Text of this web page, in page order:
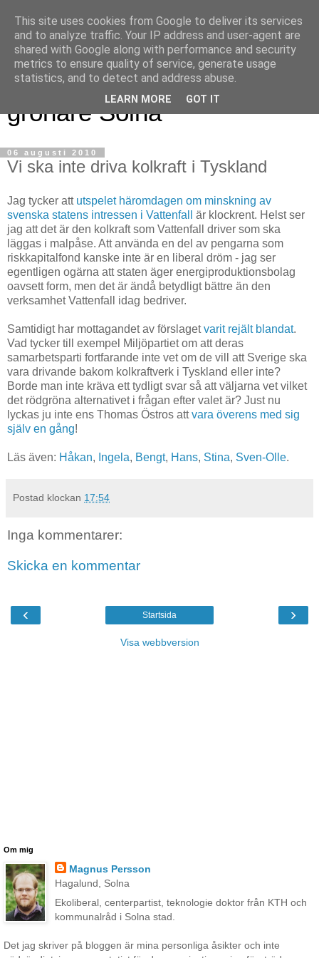
Magnus blogg - för ett
grönare Solna
06 augusti 2010
Vi ska inte driva kolkraft i Tyskland
Jag tycker att utspelet häromdagen om minskning av
svenska statens intressen i Vattenfall
är klockrent. Helst ser
jag att det är den kolkraft som Vattenfall driver som ska
läggas i malpåse. Att använda en del av pengarna som
riskkapitalfond kanske inte är en liberal dröm - jag ser
egentligen ogärna att staten äger energiproduktionsbolag
oavsett form, men det är ändå betydligt bättre än den
verksamhet Vattenfall idag bedriver.
Samtidigt har mottagandet av förslagetvarit rejält blandat.
Vad tycker till exempel Miljöpartiet om att deras
samarbetsparti fortfarande inte vet om de vill att Sverige ska
vara drivande bakom kolkraftverk i Tyskland eller inte?
Borde man inte kräva ett tydligt svar så att väljarna vet vilket
det rödgröna alternativet i frågan efter valet är? Just nu
lyckas ju inte ens Thomas Östros attvara överens med sig
själv en gång!
Läs även: Håkan, Ingela, Bengt, Hans, Stina, Sven-Olle.
Postad klockan 17:54
Inga kommentarer:
Skicka en kommentar
‹ ›
Startsida
Visa webbversion
Om mig
Magnus Persson
Hagalund, Solna
Ekoliberal, centerpartist, teknologie doktor från KTH och
kommunalråd i Solna stad.
Det jag skriver på bloggen är mina personliga åsikter och inte
This site uses cookies from Google to deliver its services
and to analyze traffic. Your IP address and user-agent are
shared with Google along with performance and security
metrics to ensure quality of service, generate usage
statistics, and to detect and address abuse.
LEARN MORE GOT IT